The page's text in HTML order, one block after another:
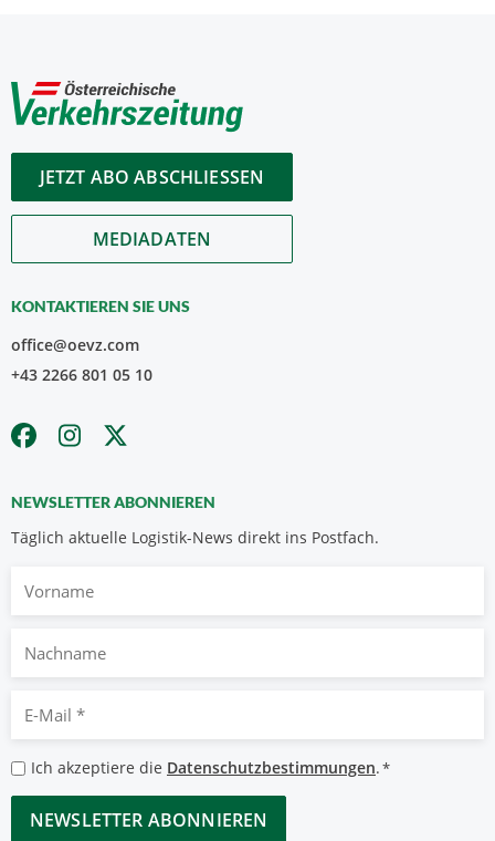
JETZT ABO ABSCHLIESSEN
MEDIADATEN
KONTAKTIEREN SIE UNS
office@oevz.com
+43 2266 801 05 10
NEWSLETTER ABONNIEREN
Täglich aktuelle Logistik-News direkt ins Postfach.
Nachname
Mail
*
Datenschutzbestimmungen
*
Ich akzeptiere die Datenschutzbestimmungen.*
CAPTCHA